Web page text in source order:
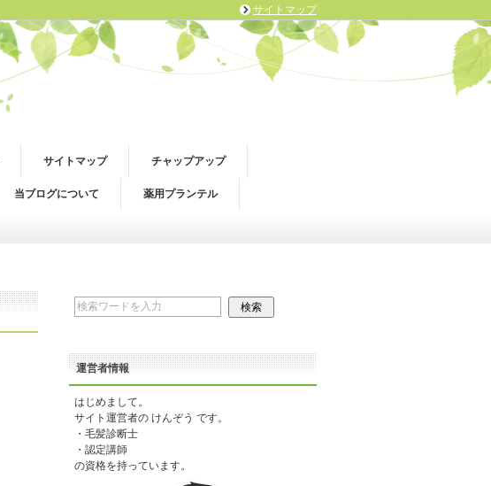
サイトマップ チャップアップ
当ブログについて 薬用プランテル
運営者情報
はじめまして。
サイト運営者の けんぞう です。
・毛髪診断士
・認定講師
の資格を持っています。
サイトマップ